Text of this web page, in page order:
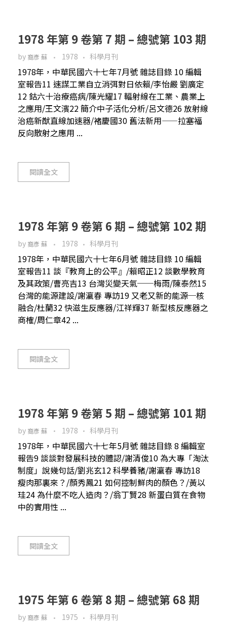
1978 年第 9 卷第 7 期 – 總號第 103 期
by 裔彥 蘇 1978 科學月刊
1978年，中華民國六十七年7月號 雜誌目錄 10 編輯
室報告11 速謀工業自立消弭對日依賴/李怡嚴 劉廣定
12 鈷六十治療癌病/陳光耀17 輻射線在工業、農業上
之應用/王文濱22 簡介中子活化分析/呂文德26 放射線
治癌新猷直線加速器/褚慶國30 舊法新用——拉塞福
反向散射之應用 ...
閱讀全文
1978 年第 9 卷第 6 期 – 總號第 102 期
by 裔彥 蘇 1978 科學月刊
1978年，中華民國六十七年6月號 雜誌目錄 10 編輯
室報告11 談『教育上的公平』/賴昭正12 談數學教育
及其政策/曹亮吉13 台灣災變天氣──梅雨/陳泰然15
台灣的能源建設/謝瀛春 專訪19 又老又新的能源─核
融合/杜蘭32 快滋生反應器/江祥輝37 新型核反應器之
商榷/周仁章42 ...
閱讀全文
1978 年第 9 卷第 5 期 – 總號第 101 期
by 裔彥 蘇 1978 科學月刊
1978年，中華民國六十七年5月號 雜誌目錄 8 編輯室
報告9 談談對發展科技的體認/謝清俊10 為大專「淘汰
制度」說幾句話/劉兆玄12 科學養豬/謝瀛春 專訪18
瘦肉那裏來？/顏秀鳳21 如何控制鮮肉的顏色？/黃以
珪24 為什麼不吃人造肉？/翁丁賢28 新蛋白質在食物
中的實用性 ...
閱讀全文
1975 年第 6 卷第 8 期 – 總號第 68 期
by 裔彥 蘇 1975 科學月刊